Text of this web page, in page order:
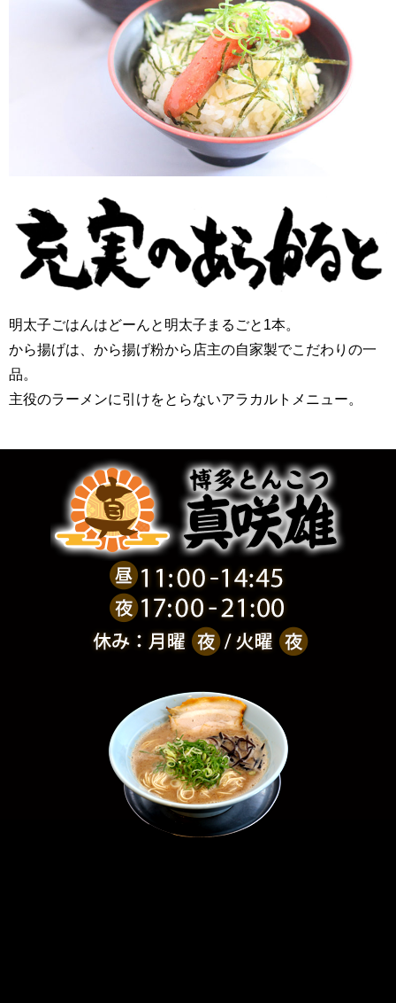
明太子ごはんはどーんと明太子まるごと1本。
から揚げは、から揚げ粉から店主の自家製でこだわりの一
品。
主役のラーメンに引けをとらないアラカルトメニュー。